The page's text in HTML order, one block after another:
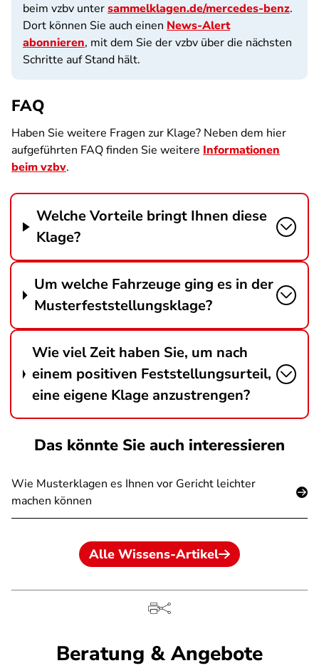
beim vzbv untersammelklagen.de/mercedes-benz.
Dort können Sie auch einen News-Alert
abonnieren, mit dem Sie der vzbv über die nächsten
Schritte auf Stand hält.
FAQ
Haben Sie weitere Fragen zur Klage? Neben dem hier
aufgeführten FAQ finden Sie weitere Informationen
beim vzbv.
Welche Vorteile bringt Ihnen diese
Klage?
Um welche Fahrzeuge ging es in der
Musterfeststellungsklage?
Wie viel Zeit haben Sie, um nach
einem positiven Feststellungsurteil,
eine eigene Klage anzustrengen?
Das könnte Sie auch interessieren
Wie Musterklagen es Ihnen vor Gericht leichter
machen können
Alle Wissens-Artikel
Beratung & Angebote